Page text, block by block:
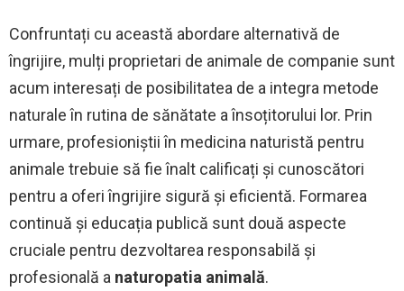
Confruntați cu această abordare alternativă de
îngrijire, mulți proprietari de animale de companie sunt
acum interesați de posibilitatea de a integra metode
naturale în rutina de sănătate a însoțitorului lor. Prin
urmare, profesioniștii în medicina naturistă pentru
animale trebuie să fie înalt calificați și cunoscători
pentru a oferi îngrijire sigură și eficientă. Formarea
continuă și educația publică sunt două aspecte
cruciale pentru dezvoltarea responsabilă și
profesională a naturopatia animală.